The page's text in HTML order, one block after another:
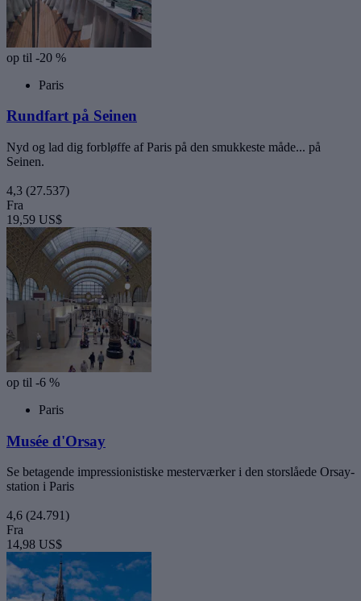
op til -20 %
Paris
Rundfart på Seinen
Nyd og lad dig forbløffe af Paris på den smukkeste måde... på
Seinen.
4,3 (27.537)
Fra
19,59 US$
op til -6 %
Paris
Musée d'Orsay
Se betagende impressionistiske mesterværker i den storslåede Orsay-
station i Paris
4,6 (24.791)
Fra
14,98 US$